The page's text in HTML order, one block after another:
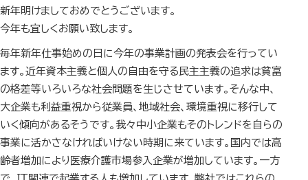
新年明けましておめでとうございます。
今年も宜しくお願い致します。
毎年新年仕事始めの日に今年の事業計画の発表会を行ってい
ます。近年資本主義と個人の自由を守る民主主義の追求は貧富
の格差等いろいろな社会問題を生じさせています。そんな中、
大企業も利益重視から従業員、地域社会、環境重視に移行して
いく傾向があるそうです。我々中小企業もそのトレンドを自らの
事業に活かさなければいけない時期に来ています。国内では高
齢者増加により医療介護市場参入企業が増加しています。一方